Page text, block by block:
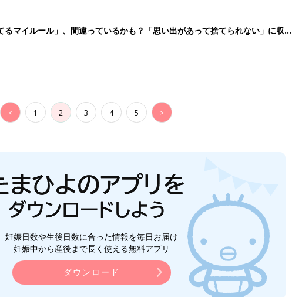
るマイルール」、間違っているかも？「思い出があって捨てられない」に収納
< 1 2 3 4 5 >
妊娠日数や生後日数に合った情報を毎日お届け
妊娠中から産後まで長く使える無料アプリ
ダウンロード